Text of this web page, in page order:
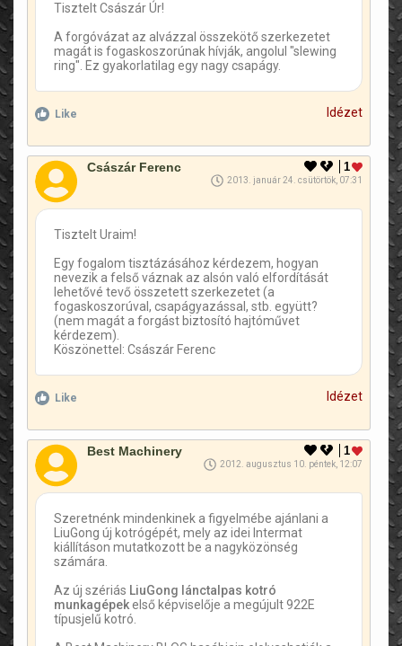
Tisztelt Császár Úr!
A forgóvázat az alvázzal összekötő szerkezetet
magát is fogaskoszorúnak hívják, angolul "slewing
ring". Ez gyakorlatilag egy nagy csapágy.
Like Idézet
1
Császár Ferenc
2013. január 24. csütörtök, 07:31
Tisztelt Uraim!
Egy fogalom tisztázásához kérdezem, hogyan
nevezik a felső váznak az alsón való elfordítását
lehetővé tevő összetett szerkezetet (a
fogaskoszorúval, csapágyazással, stb. együtt?
(nem magát a forgást biztosító hajtóművet
kérdezem).
Köszönettel: Császár Ferenc
Like Idézet
1
Best Machinery
2012. augusztus 10. péntek, 12:07
Szeretnénk mindenkinek a figyelmébe ajánlani a
LiuGong új kotrógépét, mely az idei Intermat
kiállításon mutatkozott be a nagyközönség
számára.
Az új szériás LiuGong lánctalpas kotró
munkagépekelső képviselője a megújult 922E
típusjelű kotró.